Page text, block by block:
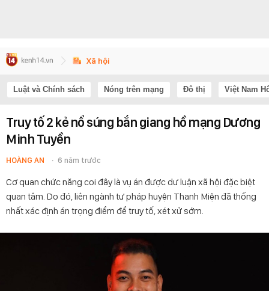
Xã hội
Luật và Chính sách Nóng trên mạng Đô thị Việt Nam
Truy tố 2 kẻ nổ súng bắn giang hồ mạng Dương
Minh Tuyền
HOÀNG AN 6 năm trước
Cơ quan chức năng coi đây là vụ án được dư luận xã hội đặc biệt
quan tâm. Do đó, liên ngành tư pháp huyện Thanh Miện đã thống
nhất xác định án trọng điểm để truy tố, xét xử sớm.